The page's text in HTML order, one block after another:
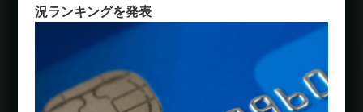
況ランキングを発表